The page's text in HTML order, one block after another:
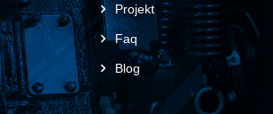
Projekt
Faq
Blog